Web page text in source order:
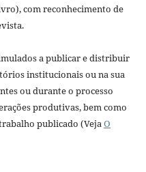
com reconhecimento de
a publicar e distribuir
institucionais ou na sua
ou durante o processo
produtivas, bem como
publicado (VejaO